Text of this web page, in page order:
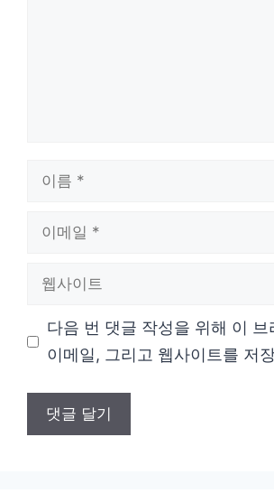
다음 번 댓글 작성을 위해 이 브
이메일, 그리고 웹사이트를 저